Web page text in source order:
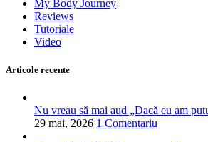
My Body Journey
Reviews
Tutoriale
Video
Articole recente
Nu vreau să mai aud „Dacă eu am
29 mai, 2026 1 Comentariu